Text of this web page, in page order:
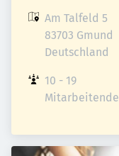
Am Talfeld 5
83703 Gmund
Deutschland
10 - 19
Mitarbeitende